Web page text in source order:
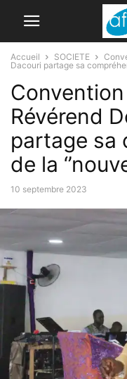
Accueil SOCIETE
Dacouri partage sa
Révérend
partage sa
de la
10 septembre 2023